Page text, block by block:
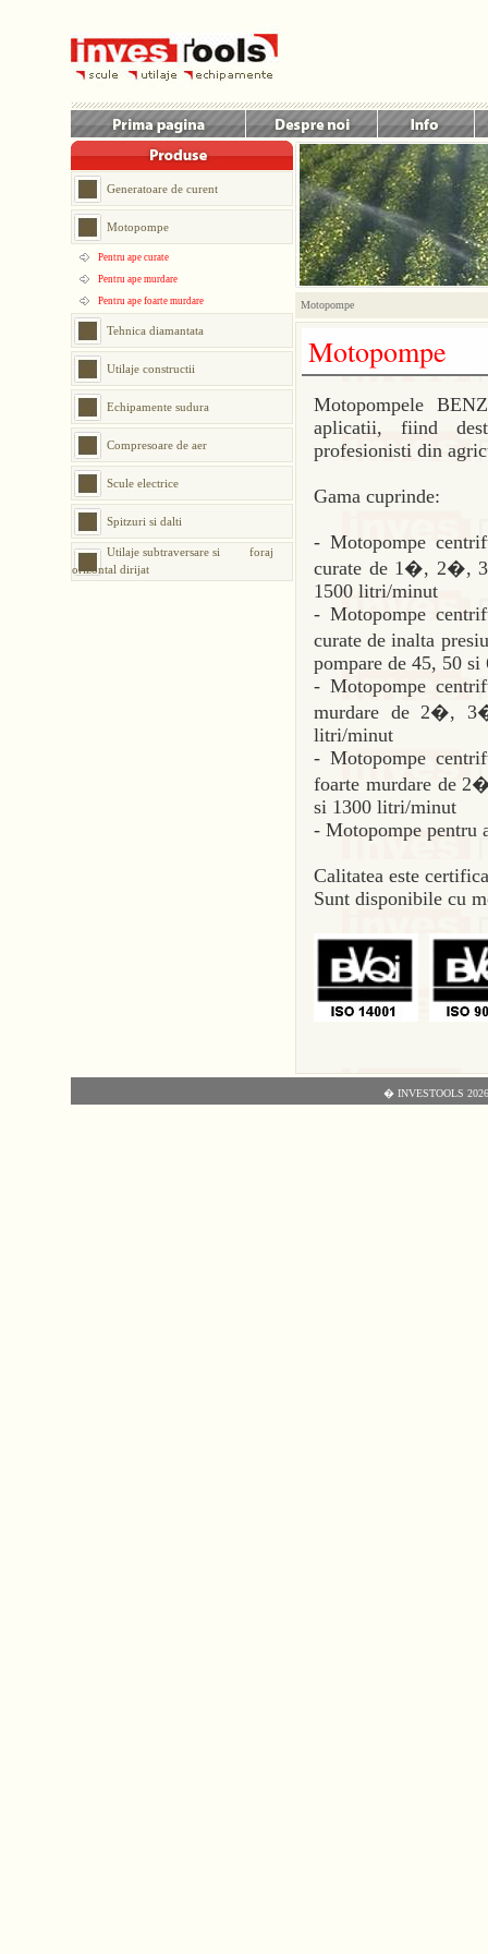
Motopompe
Motopompe
Motopompele
aplicatii, fiind
profesionisti din
Gama cuprinde:
- Motopompe
curate de 1�, 2�,
1500 litri/minut
- Motopompe
curate de inalta
pompare de 45, 50 si
- Motopompe
murdare de 2�,
litri/minut
- Motopompe
foarte murdare de
si 1300 litri/minut
- Motopompe pentru
Calitatea este
Sunt disponibile cu
Generatoare de curent
Motopompe
Pentru ape curate
Pentru ape murdare
Pentru ape foarte murdare
Tehnica diamantata
Utilaje constructii
Echipamente sudura
Compresoare de aer
Scule electrice
Spitzuri si dalti
Utilaje subtraversare si foraj
orizontal dirijat
� INVESTOOLS 2026